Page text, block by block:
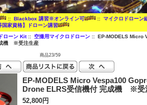
:: Blackbox 講習※オンライン可 :: マイクロドローン
国家資格】ドローン講習
ローン Kit:: 空撮用マイクロドローン:: EP-MODELS Micro
機 ※受注生産
商品23/59
EP-MODELS Micro Vespa100
Drone ELRS受信機付 完成機 ※受
52,800円